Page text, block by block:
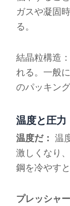
ガスや凝固
る。
結晶粒構造
れる。一般
のパッキン
温度と圧力
温度だ：温
激しくなり
鋼を冷やす
プレッシャ